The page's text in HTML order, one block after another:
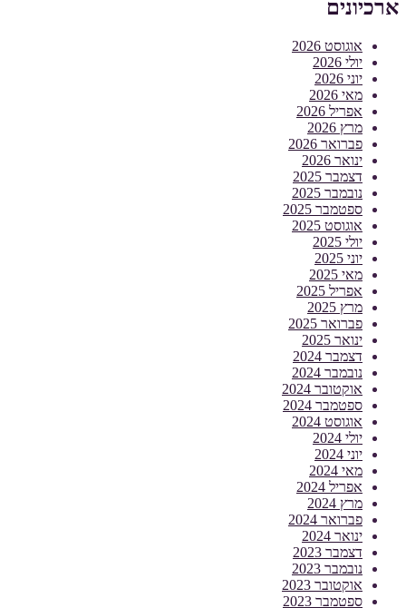
ארכיונים
אוגוסט 2026
יולי 2026
יוני 2026
מאי 2026
אפריל 2026
מרץ 2026
פברואר 2026
ינואר 2026
דצמבר 2025
נובמבר 2025
ספטמבר 2025
אוגוסט 2025
יולי 2025
יוני 2025
מאי 2025
אפריל 2025
מרץ 2025
פברואר 2025
ינואר 2025
דצמבר 2024
נובמבר 2024
אוקטובר 2024
ספטמבר 2024
אוגוסט 2024
יולי 2024
יוני 2024
מאי 2024
אפריל 2024
מרץ 2024
פברואר 2024
ינואר 2024
דצמבר 2023
נובמבר 2023
אוקטובר 2023
ספטמבר 2023